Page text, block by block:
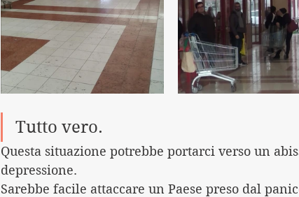
Tutto vero.
Questa situazione potrebbe portarci verso un
depressione.
Sarebbe facile attaccare un Paese preso dal